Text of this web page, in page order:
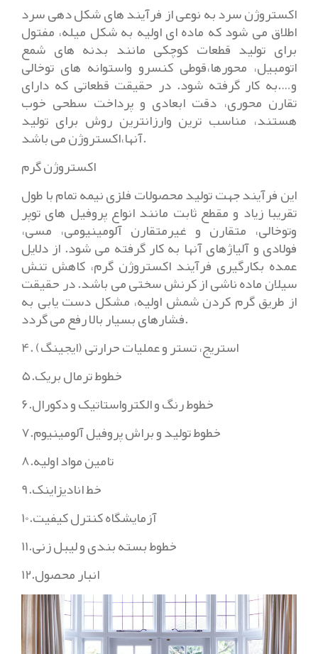
اکستروژن سرد به نوعی از فرآیند های شکل دهی سرد
اطلاق می شود که ماده ای اولیه به شکل میله، مفتول
برای تولید قطعات کوچکی مانند بدنه های شمع
اتومبیل، محورها،قوطی کنسرو واستوانه های توخالی
و….به کار گرفته شود. در حقیقت قطعاتی که دارای
تقارن محوری، دقت ابعادی و پرداخت سطحی خوب
هستند، مناسب ترین وارزانترین روش برای تولید
آنها،اکستروژن می باشد.
اکستروژن گرم
این فرآیند جهت تولید محصولات فلزی نیمه تمام با طول
تقریبا زیاد و مقطع ثابت مانند انواع پروفیل های توپر
وتوخالی، متقارن و غیرمتقارن آلومینیومی، مسی،
فولادی و آلیاژهای آنها به کار گرفته می شود. از دلایل
عمده بکارگیری فرآیند اکستروژن گرم، کاهش تنش
سیلان ماده ناشی از کرنش سختی می باشد. در حقیقت
از طریق گرم کردن شمش اولیه، مشکل دست یابی به
فشارهای بسیار بالا رفع می گردد.
4. استریج، تستر و عملیات حرارتی (ایجینگ)
5.خطوط ترمال بریک
6.خطوط رنگ و الکترواستاتیک و دکورال
7.خطوط تولید و براش پروفیل آلومینیوم
8.تامین مواد اولیه
9.خط انادیزاینک
10.آزمایشگاه کنترل کیفیت
11.خطوط بسته بندی و لیبل زنی
12.انبار محصول